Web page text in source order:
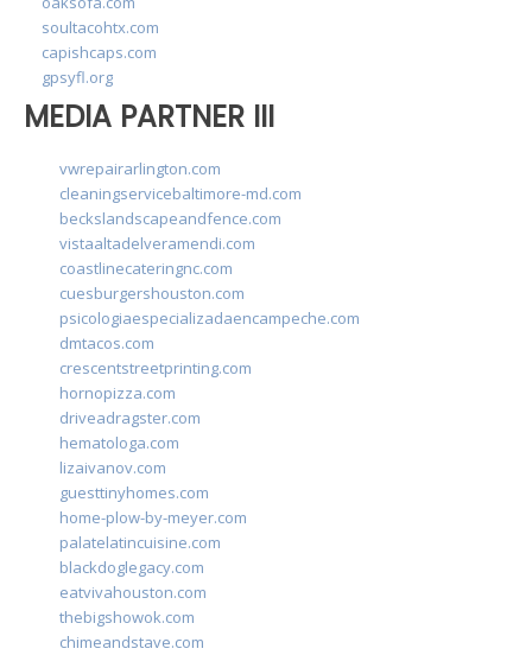
soultacohtx.com
capishcaps.com
gpsyfl.org
MEDIA PARTNER III
vwrepairarlington.com
cleaningservicebaltimore-md.com
beckslandscapeandfence.com
vistaaltadelveramendi.com
coastlinecateringnc.com
cuesburgershouston.com
psicologiaespecializadaencampeche.com
dmtacos.com
crescentstreetprinting.com
hornopizza.com
driveadragster.com
hematologa.com
lizaivanov.com
guesttinyhomes.com
home-plow-by-meyer.com
palatelatincuisine.com
blackdoglegacy.com
eatvivahouston.com
thebigshowok.com
chimeandstave.com